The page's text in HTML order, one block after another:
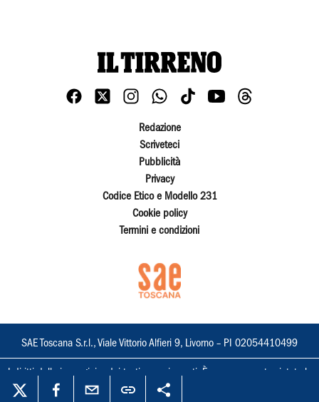
Redazione
Scriveteci
Pubblicità
Privacy
Codice Etico e Modello 231
Cookie policy
Termini e condizioni
SAE Toscana S.r.l., Viale Vittorio Alfieri 9, Livorno – PI 02054410499
I diritti delle immagini e dei testi sono riservati. È espressamente vietata la
loro riproduzione con qualsiasi mezzo e l'adattamento totale o parziale.